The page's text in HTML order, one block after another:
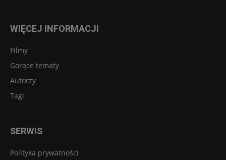
WIĘCEJ INFORMACJI
Filmy
Gorące tematy
Autorzy
Tagi
SERWIS
Polityka prywatności